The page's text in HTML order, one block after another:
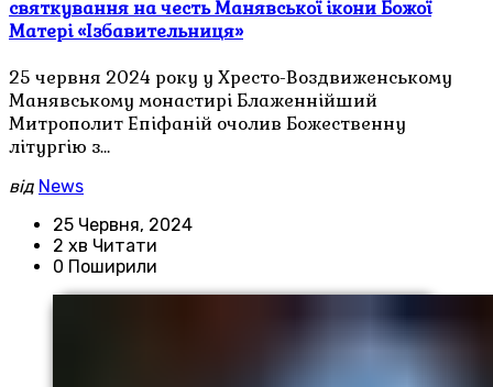
святкування на честь Манявської ікони Божої
Матері «Ізбавительниця»
25 червня 2024 року у Хресто-Воздвиженському
Манявському монастирі Блаженнійший
Митрополит Епіфаній очолив Божественну
літургію з…
від News
25 Червня, 2024
2 хв Читати
0 Поширили